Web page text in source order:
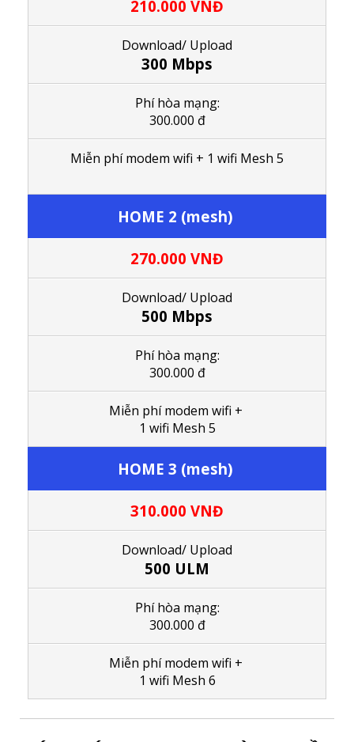
210.000 VNĐ
Download/ Upload
300 Mbps
Phí hòa mạng:
300.000 đ
Miễn phí modem wifi + 1 wifi Mesh 5
HOME 2 (mesh)
270.000 VNĐ
Download/ Upload
500 Mbps
Phí hòa mạng:
300.000 đ
Miễn phí modem wifi +
1 wifi Mesh 5
HOME 3 (mesh)
310.000 VNĐ
Download/ Upload
500 ULM
Phí hòa mạng:
300.000 đ
Miễn phí modem wifi +
1 wifi Mesh 6